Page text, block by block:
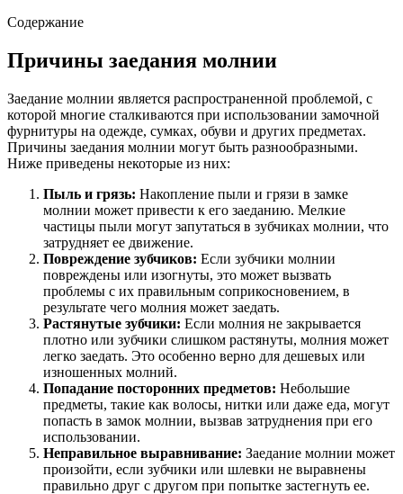
Содержание
Причины заедания молнии
Заедание молнии является распространенной проблемой, с
которой многие сталкиваются при использовании замочной
фурнитуры на одежде, сумках, обуви и других предметах.
Причины заедания молнии могут быть разнообразными.
Ниже приведены некоторые из них:
Пыль и грязь: Накопление пыли и грязи в замке
молнии может привести к его заеданию. Мелкие
частицы пыли могут запутаться в зубчиках молнии, что
затрудняет ее движение.
Повреждение зубчиков: Если зубчики молнии
повреждены или изогнуты, это может вызвать
проблемы с их правильным соприкосновением, в
результате чего молния может заедать.
Растянутые зубчики: Если молния не закрывается
плотно или зубчики слишком растянуты, молния может
легко заедать. Это особенно верно для дешевых или
изношенных молний.
Попадание посторонних предметов: Небольшие
предметы, такие как волосы, нитки или даже еда, могут
попасть в замок молнии, вызвав затруднения при его
использовании.
Неправильное выравнивание: Заедание молнии может
произойти, если зубчики или шлевки не выравнены
правильно друг с другом при попытке застегнуть ее.